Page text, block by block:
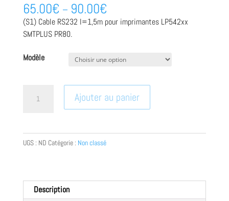
65.00€ – 90.00€
(S1) Cable RS232 l=1,5m pour imprimantes LP542xx
SMTPLUS PR80.
Modèle
Ajouter au panier
UGS : ND Catégorie : Non classé
Description